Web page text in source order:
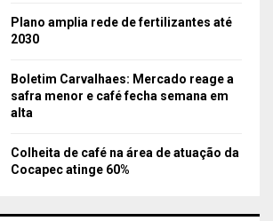
Plano amplia rede de fertilizantes até
2030
Boletim Carvalhaes: Mercado reage a
safra menor e café fecha semana em
alta
Colheita de café na área de atuação da
Cocapec atinge 60%